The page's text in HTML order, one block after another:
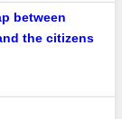
between
the citizens